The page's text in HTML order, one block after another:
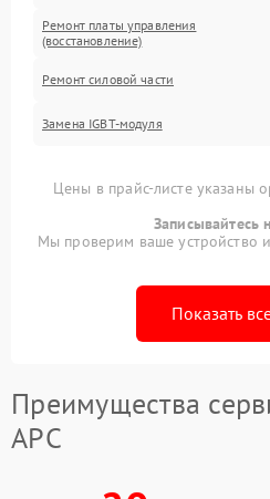
Ремонт платы управления
(восстановление)
Ремонт силовой части
Замена IGBT-модуля
Цены в прайс-листе указаны
Записывайтесь
Мы проверим ваше устройство
Показать
Преимущества
APC